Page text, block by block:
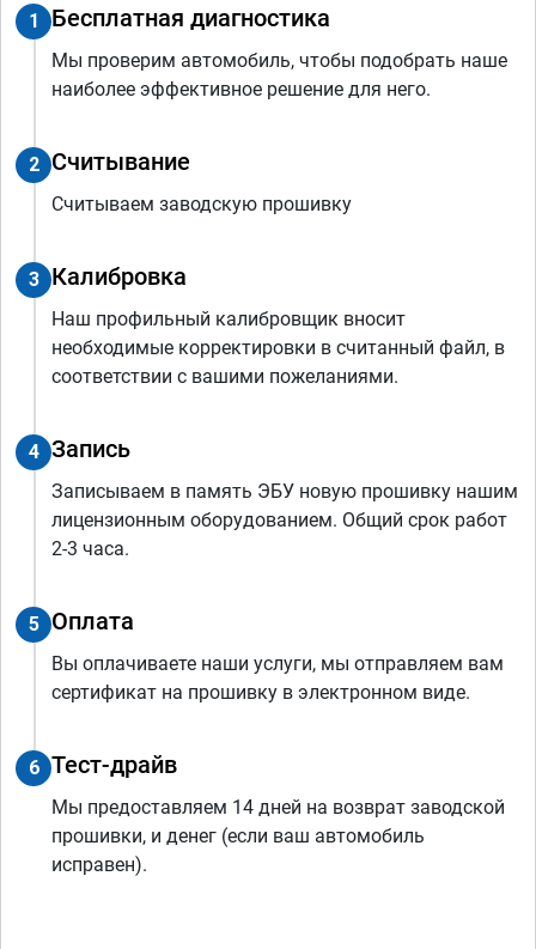
1 Бесплатная диагностика
Мы проверим автомобиль, чтобы подобрать наше
наиболее эффективное решение для него.
2 Считывание
Считываем заводскую прошивку
3 Калибровка
Наш профильный калибровщик вносит
необходимые корректировки в считанный файл, в
соответствии с вашими пожеланиями.
4 Запись
Записываем в память ЭБУ новую прошивку нашим
лицензионным оборудованием. Общий срок работ
2-3 часа.
5 Оплата
Вы оплачиваете наши услуги, мы отправляем вам
сертификат на прошивку в электронном виде.
6 Тест-драйв
Мы предоставляем 14 дней на возврат заводской
прошивки, и денег (если ваш автомобиль
исправен).